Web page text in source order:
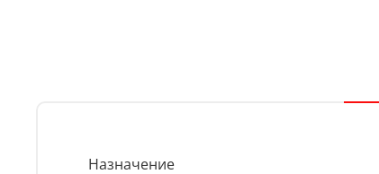
Назначение